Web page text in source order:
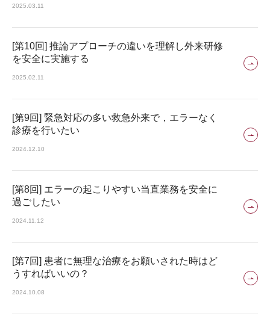
2025.03.11
[第10回] 推論アプローチの違いを理解し外来研修
を安全に実施する
2025.02.11
[第9回] 緊急対応の多い救急外来で，エラーなく
診療を行いたい
2024.12.10
[第8回] エラーの起こりやすい当直業務を安全に
過ごしたい
2024.11.12
[第7回] 患者に無理な治療をお願いされた時はど
うすればいいの？
2024.10.08